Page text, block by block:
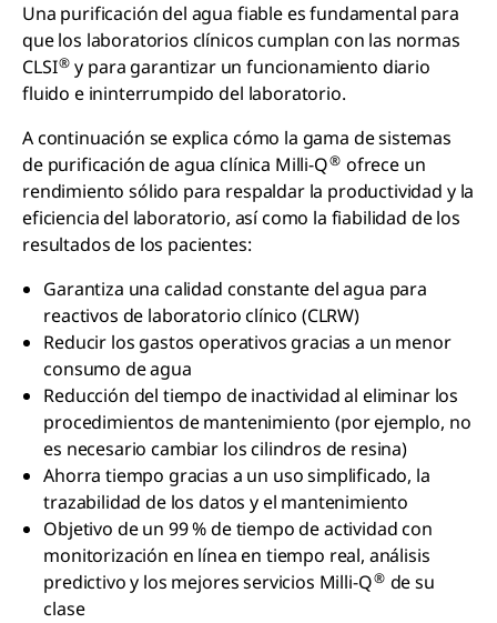
Una purificación del agua fiable es fundamental para
que los laboratorios clínicos cumplan con las normas
CLSI® y para garantizar un funcionamiento diario
fluido e ininterrumpido del laboratorio.
A continuación se explica cómo la gama de sistemas
de purificación de agua clínica Milli-Q® ofrece un
rendimiento sólido para respaldar la productividad y la
eficiencia del laboratorio, así como la fiabilidad de los
resultados de los pacientes:
Garantiza una calidad constante del agua para
reactivos de laboratorio clínico (CLRW)
Reducir los gastos operativos gracias a un menor
consumo de agua
Reducción del tiempo de inactividad al eliminar los
procedimientos de mantenimiento (por ejemplo, no
es necesario cambiar los cilindros de resina)
Ahorra tiempo gracias a un uso simplificado, la
trazabilidad de los datos y el mantenimiento
Objetivo de un 99 % de tiempo de actividad con
monitorización en línea en tiempo real, análisis
predictivo y los mejores servicios Milli-Q® de su
clase